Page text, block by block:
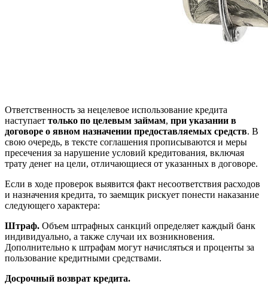
Ответственность за нецелевое использование кредита
наступает только по целевым займам, при указании в
договоре о явном назначении предоставляемых средств. В
свою очередь, в тексте соглашения прописываются и меры
пресечения за нарушение условий кредитования, включая
трату денег на цели, отличающиеся от указанных в договоре.
Если в ходе проверок выявится факт несоответствия расходов
и назначения кредита, то заемщик рискует понести наказание
следующего характера:
Штраф. Объем штрафных санкций определяет каждый банк
индивидуально, а также случаи их возникновения.
Дополнительно к штрафам могут начисляться и проценты за
пользование кредитными средствами.
Досрочный возврат кредита.